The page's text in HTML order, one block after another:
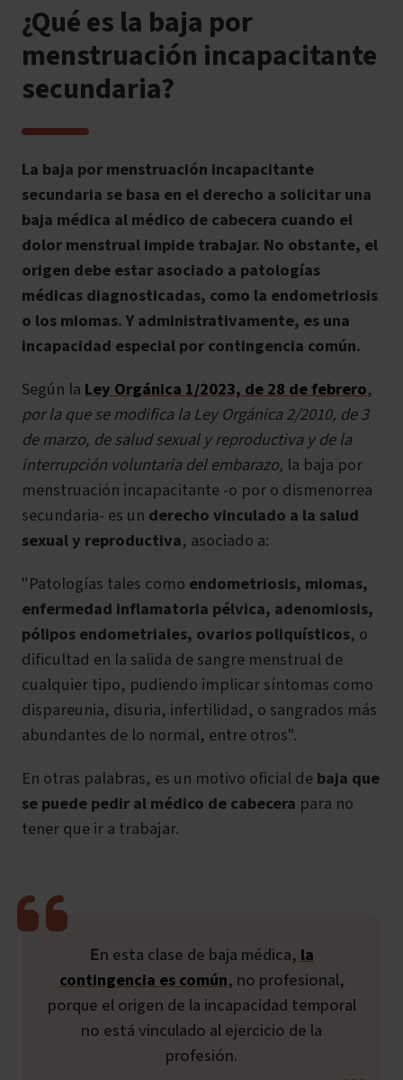
¿Qué es la baja por
menstruación incapacitante
secundaria?
La baja por menstruación incapacitante
secundaria se basa en el derecho a solicitar una
baja médica al médico de cabecera cuando el
dolor menstrual impide trabajar. No obstante, el
origen debe estar asociado a patologías
médicas diagnosticadas, como la endometriosis
o los miomas. Y administrativamente, es una
incapacidad especial por contingencia común.
Según la Ley Orgánica 1/2023, de 28 de febrero,
por la que se modifica la Ley Orgánica 2/2010, de 3
de marzo, de salud sexual y reproductiva y de la
interrupción voluntaria del embarazo, la baja por
menstruación incapacitante -o por o dismenorrea
secundaria- es un derecho vinculado a la salud
sexual y reproductiva, asociado a:
"Patologías tales como endometriosis, miomas,
enfermedad inflamatoria pélvica, adenomiosis,
pólipos endometriales, ovarios poliquísticos, o
dificultad en la salida de sangre menstrual de
cualquier tipo, pudiendo implicarsíntomas como
dispareunia, disuria, infertilidad, o sangrados más
abundantes de lo normal, entre otros".
En otras palabras, es un motivo oficial debaja que
se puede pedir al médico de cabecera para no
tener que ir a trabajar.
En esta clase de baja médica, la
contingencia es común, no profesional,
porque el origen de la incapacidad temporal
no está vinculado al ejercicio de la
profesión.